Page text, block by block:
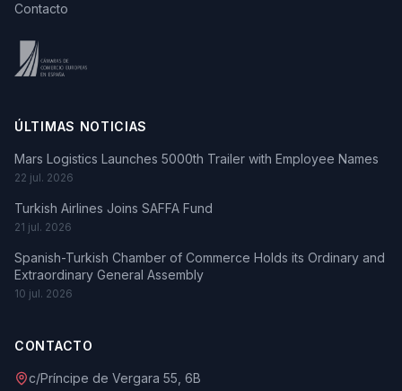
Contacto
ÚLTIMAS NOTICIAS
Mars Logistics Launches 5000th Trailer with Employee Names
22 jul. 2026
Turkish Airlines Joins SAFFA Fund
21 jul. 2026
Spanish-Turkish Chamber of Commerce Holds its Ordinary and
Extraordinary General Assembly
10 jul. 2026
CONTACTO
c/Príncipe de Vergara 55, 6B